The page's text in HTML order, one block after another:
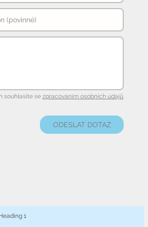
souhlasíte se zpracováním osobních údajů.
ODESLAT DOTAZ
1